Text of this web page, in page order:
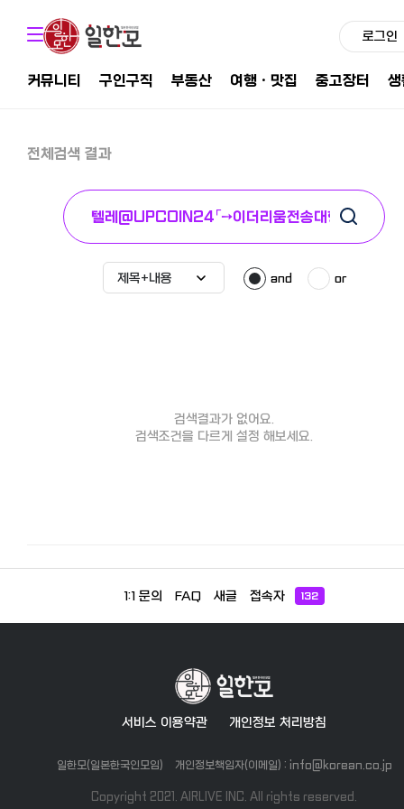
로그인
커뮤니티 구인구직 부동산 여행ㆍ맛집 중고장터
전체검색 결과
and or
검색결과가 없어요.
검색조건을 다르게 설정 해보세요.
1:1 문의 FAQ 새글 접속자 132
서비스 이용약관 개인정보 처리방침
일한모(일본한국인모임) 개인정보책임자(이메일) : info@korean.co.jp
Copyright 2021. AIRLIVE INC. All rights reserved.